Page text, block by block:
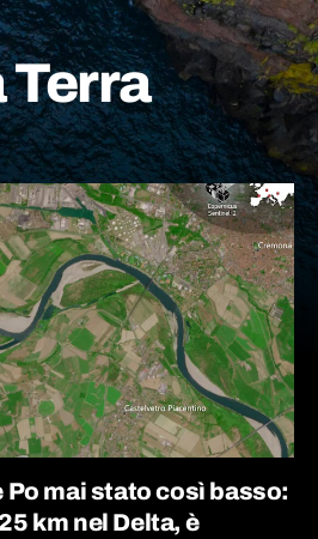
Terra
Po mai stato così basso:
km nel Delta, è